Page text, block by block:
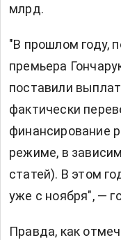
млрд.
"В прошлом году,
премьера
поставили
фактически
финансирование
режиме, в
статей). В этом
уже с ноября", —
Правда, как